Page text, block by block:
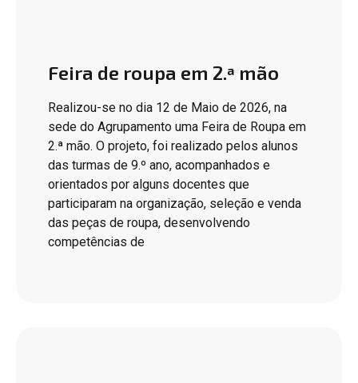
Feira de roupa em 2.ª mão
Realizou-se no dia 12 de Maio de 2026, na
sede do Agrupamento uma Feira de Roupa em
2.ª mão. O projeto, foi realizado pelos alunos
das turmas de 9.º ano, acompanhados e
orientados por alguns docentes que
participaram na organização, seleção e venda
das peças de roupa, desenvolvendo
competências de